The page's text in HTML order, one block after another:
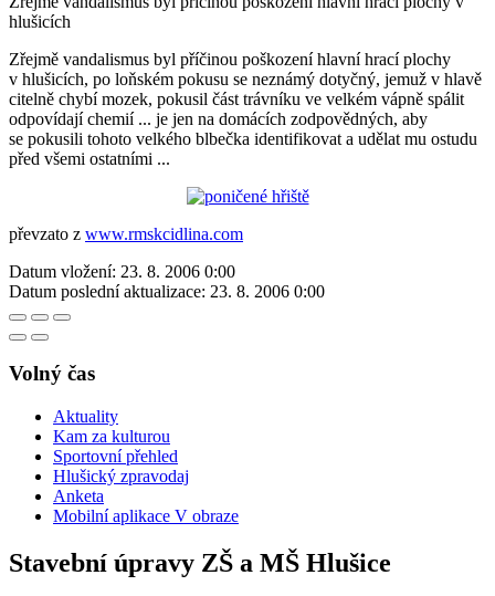
hlušicích
Zřejmě vandalismus byl příčinou poškození hlavní hrací plochy
v hlušicích, po loňském pokusu se neznámý dotyčný, jemuž v hlavě
citelně chybí mozek, pokusil část trávníku ve velkém vápně spálit
odpovídají chemií ... je jen na domácích zodpovědných, aby
se pokusili tohoto velkého blbečka identifikovat a udělat mu ostudu
před všemi ostatními ...
převzato z www.rmskcidlina.com
Datum vložení: 23. 8. 2006 0:00
Datum poslední aktualizace: 23. 8. 2006 0:00
Volný čas
Aktuality
Kam za kulturou
Sportovní přehled
Hlušický zpravodaj
Anketa
Mobilní aplikace V obraze
Stavební úpravy ZŠ a MŠ Hlušice